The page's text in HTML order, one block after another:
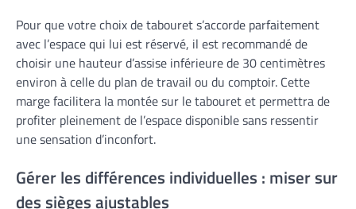
Pour que votre choix de tabouret s’accorde parfaitement
avec l’espace qui lui est réservé, il est recommandé de
choisir une hauteur d’assise inférieure de 30 centimètres
environ à celle du plan de travail ou du comptoir. Cette
marge facilitera la montée sur le tabouret et permettra de
profiter pleinement de l’espace disponible sans ressentir
une sensation d’inconfort.
Gérer les différences individuelles : miser sur
des sièges ajustables